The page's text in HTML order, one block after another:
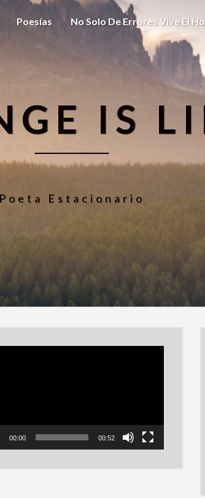
Poesías No Solo De Errores Vive El
IS
Poeta Estacionario
00:00 00:52